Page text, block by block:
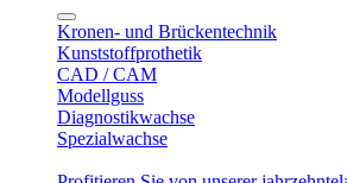
Kronen- und Brückentechnik
Kunststoffprothetik
CAD / CAM
Modellguss
Diagnostikwachse
Spezialwachse